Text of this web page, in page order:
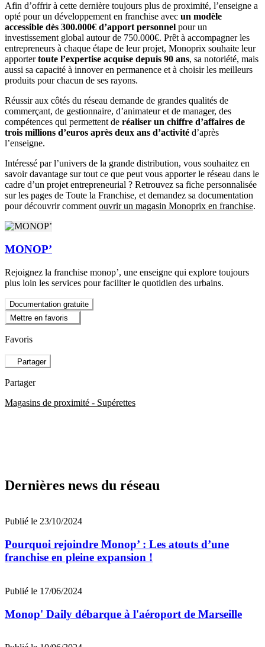
Afin d’offrir à cette dernière toujours plus de proximité, l’enseigne a
opté pour un développement en franchise avec un modèle
accessible dès 300.000€ d’apport personnel pour un
investissement global autour de 750.000€. Prêt à accompagner les
entrepreneurs à chaque étape de leur projet, Monoprix souhaite leur
apportertoute l’expertise acquise depuis 90 ans, sa notoriété, mais
aussi sa capacité à innover en permanence et à choisir les meilleurs
produits pour chacun de ses rayons.
Réussir aux côtés du réseau demande de grandes qualités de
commerçant, de gestionnaire, d’animateur et de manager, des
compétences qui permettent de réaliser un chiffre d’affaires de
trois millions d’euros après deux ans d’activité d’après
l’enseigne.
Intéressé par l’univers de la grande distribution, vous souhaitez en
savoir davantage sur tout ce que peut vous apporter le réseau dans le
cadre d’un projet entrepreneurial ? Retrouvez sa fiche personnalisée
sur les pages de Toute la Franchise, et demandez sa documentation
pour découvrir commentouvrir un magasin Monoprix en franchise.
MONOP’
Rejoignez la franchise monop’, une enseigne qui explore toujours
plus loin les services pour faciliter le quotidien des urbains.
Documentation gratuite
Mettre en favoris
Favoris
Partager
Partager
Magasins de proximité - Supérettes
Dernières news du réseau
Publié le 23/10/2024
Pourquoi rejoindre Monop’ : Les atouts d’une
franchise en pleine expansion !
Publié le 17/06/2024
Monop' Daily débarque à l'aéroport de Marseille